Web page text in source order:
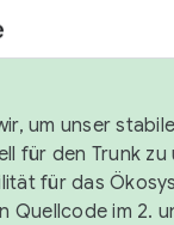
um unser
für den Trunk
für das
Quellcode im 2.